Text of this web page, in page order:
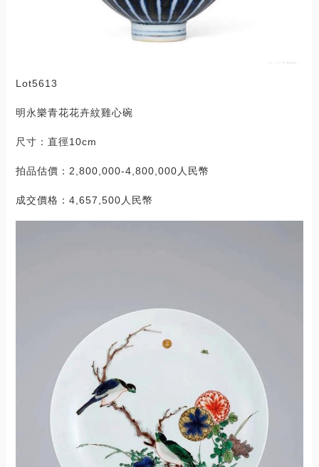
Lot5613
明永樂青花花卉紋雞心碗
尺寸：直徑10cm
拍品估價：2,800,000-4,800,000人民幣
成交價格：4,657,500人民幣